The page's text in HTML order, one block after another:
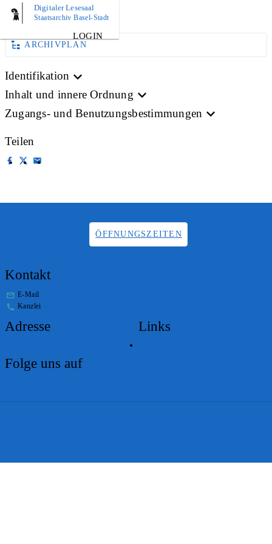
Digitaler Lesesaal
Staatsarchiv Basel-Stadt
LOGIN
BILD
ARCHIVPLAN
Identifikation
Inhalt und innere Ordnung
Zugangs- und Benutzungsbestimmungen
Teilen
ÖFFNUNGSZEITEN
Kontakt
E-Mail
Kanzlei
Adresse Links
Folge uns auf